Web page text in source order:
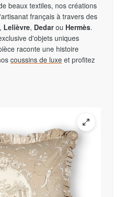
beaux textiles, nos créations
français à travers des
, Lelièvre, Dedarou Hermès.
d'objets uniques
raconte une histoire
coussins de luxe et profitez